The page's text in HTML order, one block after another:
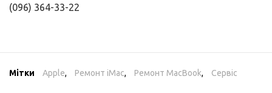
(096) 364-33-22
Мітки Apple, Ремонт iMac, Ремонт MacBook, Сервіс